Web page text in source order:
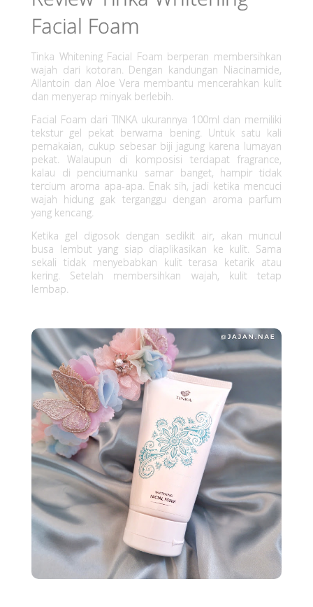
Facial Foam
Tinka Whitening Facial Foam berperan membersihkan
wajah dari kotoran. Dengan kandungan Niacinamide,
Allantoin dan Aloe Vera membantu mencerahkan kulit
dan menyerap minyak berlebih.
Facial Foam dari TINKA ukurannya 100ml dan memiliki
tekstur gel pekat berwarna bening. Untuk satu kali
pemakaian, cukup sebesar biji jagung karena lumayan
pekat. Walaupun di komposisi terdapat fragrance,
kalau di penciumanku samar banget, hampir tidak
tercium aroma apa-apa. Enak sih, jadi ketika mencuci
wajah hidung gak terganggu dengan aroma parfum
yang kencang.
Ketika gel digosok dengan sedikit air, akan muncul
busa lembut yang siap diaplikasikan ke kulit. Sama
sekali tidak menyebabkan kulit terasa ketarik atau
kering. Setelah membersihkan wajah, kulit tetap
lembap.